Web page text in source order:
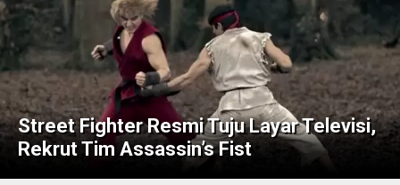
Street Fighter Resmi Tuju Layar Televisi,
Rekrut Tim Assassin’s Fist